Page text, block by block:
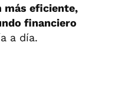
más eficiente,
financiero
a día.